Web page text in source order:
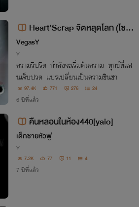
Heart'Scrap จิตหลุดโลก (โซต
ะ...20+)
VegasY
Y
ความวิปริต กำลังจะเริ่มต้นความ ทุกข์ที่เเส
นเจ็บปวด แปรเปลี่ยนเป็นความชินชา
97.4K 771 276 24
6 ปีที่แล้ว
คืนหลอนในห้อง440[yaio]
เด็กชายหัวฟู
Y
7.2K 77 11 4
7 ปีที่แล้ว